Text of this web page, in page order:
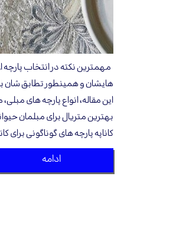
مهمترین نکته در انتخاب
هایشان و همینطور تطابق شان
این مقاله، انواع پارچه های
بهترین متریال برای مبلمان
کاناپه پارچه های گوناگونی برای
ادامه